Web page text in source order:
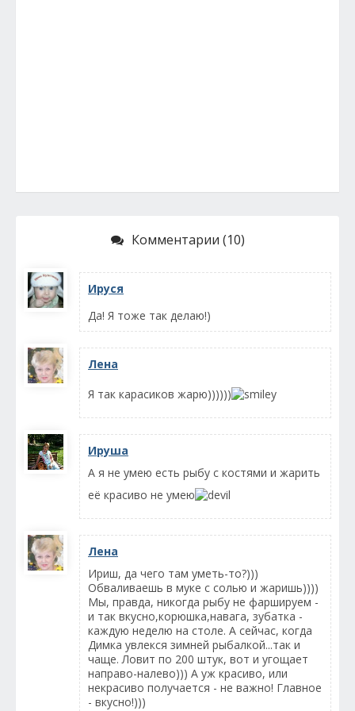
Комментарии (10)
Ируся
Да! Я тоже так делаю!)
Лена
Я так карасиков жарю))))))
Ируша
А я не умею есть рыбу с костями и жарить
её красиво не умею
Лена
Ириш, да чего там уметь-то?)))
Обваливаешь в муке с солью и жаришь))))
Мы, правда, никогда рыбу не фаршируем -
и так вкусно,корюшка,навага, зубатка -
каждую неделю на столе. А сейчас, когда
Димка увлекся зимней рыбалкой...так и
чаще. Ловит по 200 штук, вот и угощает
направо-налево))) А уж красиво, или
некрасиво получается - не важно! Главное
- вкусно!)))